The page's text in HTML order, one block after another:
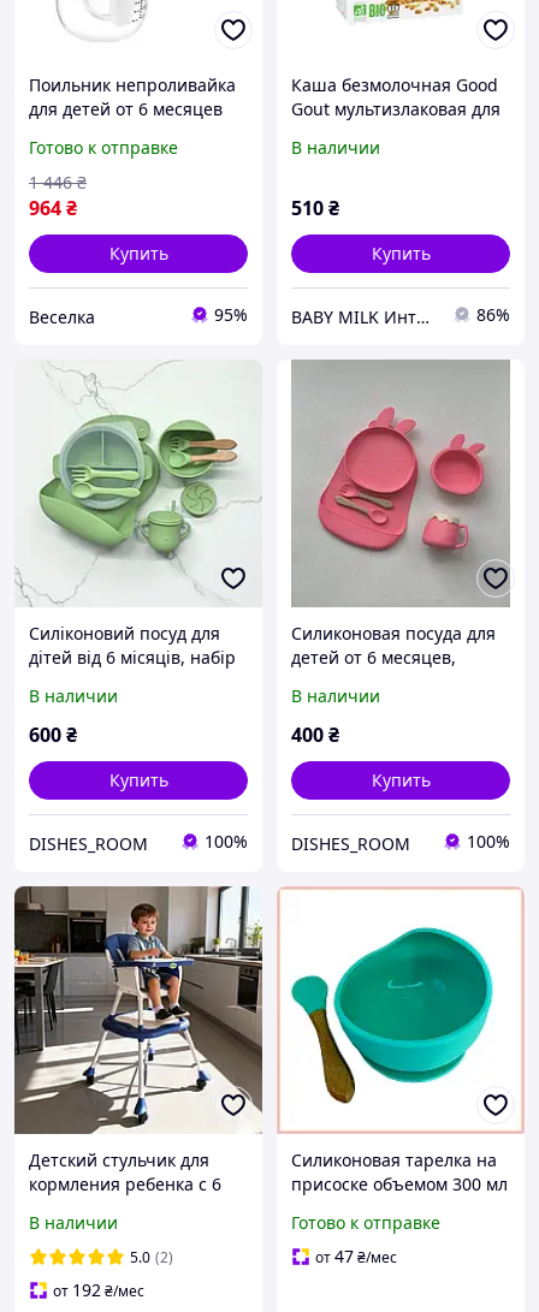
Поильник непроливайка
для детей от 6 месяцев
соломинкой для удобного
питья FLAME
Готово к отправке
964₴
1 446 ₴
Купить
Веселка 95%
Каша безмолочная Good
Gout мультизлаковая для
детей с 6 месяцев 200 г,
В наличии
510₴
Купить
BABY MILK Интернет-магазин инновационного детского питания 86%
Силіконовий посуд для
дітей від 6 місяців, набір
В наличии
600₴
Купить
DISHES_ROOM 100%
Силиконовая посуда для
детей от 6 месяцев,
В наличии
400₴
Купить
DISHES_ROOM 100%
Детский стульчик для
кормления ребенка с 6
синий / Стул для первого
прикорма со съемным
подносом
В наличии
5.0 (2)
от 192₴/мес
Силиконовая тарелка на
присоске объемом 300 мл
прикорма 6+ месяцев,
цвет бирюзовый
Готово к отправке
от47₴/мес